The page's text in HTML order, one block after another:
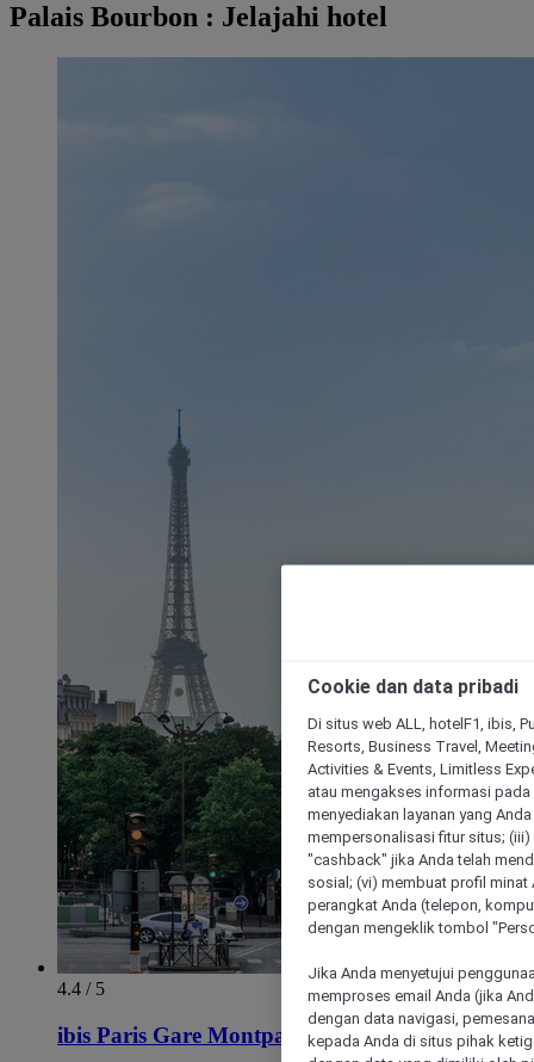
Palais Bourbon : Jelajahi hotel
4.4 / 5
ibis Paris Gare Montparnasse 15ème
Cookie dan data pribadi
Di situs web ALL, hotelF1, ibis,
Resorts, Business Travel,
Activities & Events, Limitless
atau mengakses informasi
menyediakan layanan yang
mempersonalisasi fitur situs;
"cashback" jika Anda telah
sosial; (vi) membuat profil
perangkat Anda (telepon,
dengan mengeklik tombol
Jika Anda menyetujui
memproses email Anda (jika
dengan data navigasi,
kepada Anda di situs pihak